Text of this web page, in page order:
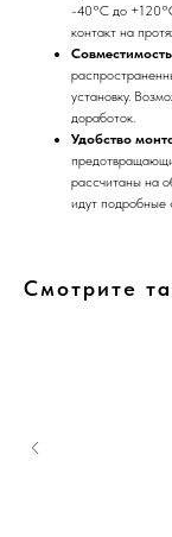
-40°C до
контакт на
установку.
доработок.
Удобство
рассчитаны на
идут подробные
Смотрите